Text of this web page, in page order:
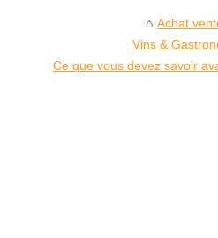
Achat
Vins &
Ce que vous devez savoir